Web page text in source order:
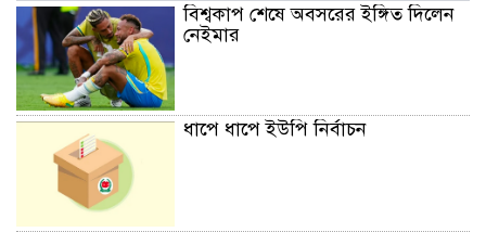
বিশ্বকাপ শেষে অবসরের ইঙ্গিত দিলেন
নেইমার
ধাপে ধাপে ইউপি নির্বাচন